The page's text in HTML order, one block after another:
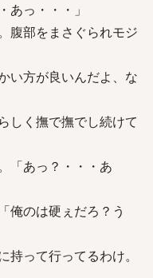
あっ・・・」
腹部をまさぐられモジ
い方が良いんだよ、な
しく撫で撫でし続けて
「あっ？・・・あ
俺のは硬ぇだろ？う
って行ってるわけ。